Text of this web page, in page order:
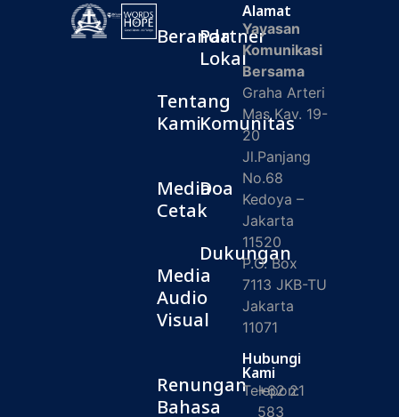
Beranda
Tentang
Kami
Media
Cetak
Media
Audio
Visual
Renungan
Bahasa
Partner
Lokal
Komunitas
Doa
Dukungan
Alamat
Yayasan
Komunikasi
Bersama
Graha Arteri
Mas Kav. 19-
20
Jl.Panjang
No.68
Kedoya –
Jakarta
11520
P.O. Box
7113 JKB-TU
Jakarta
11071
Hubungi
Kami
Telepon:
+62 21
583